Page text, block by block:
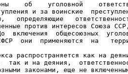
об    уголовной
и за воинские
определяющие
против интересов Союза
включения  общесоюзных
они  применяются  на
распространяется как на
так и на деяния,
законами, еще не